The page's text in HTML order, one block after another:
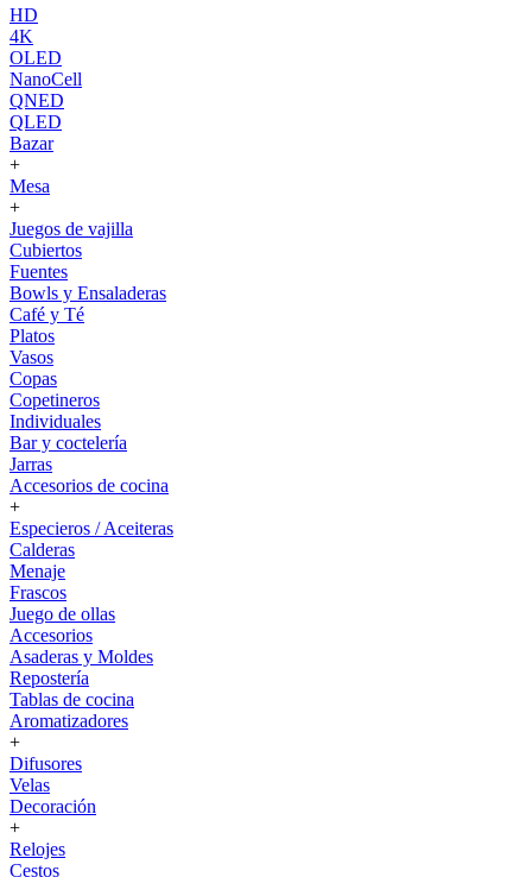
HD
4K
OLED
NanoCell
QNED
QLED
Bazar
+
Mesa
+
Juegos de vajilla
Cubiertos
Fuentes
Bowls y Ensaladeras
Café y Té
Platos
Vasos
Copas
Copetineros
Individuales
Bar y coctelería
Jarras
Accesorios de cocina
+
Especieros / Aceiteras
Calderas
Menaje
Frascos
Juego de ollas
Accesorios
Asaderas y Moldes
Repostería
Tablas de cocina
Aromatizadores
+
Difusores
Velas
Decoración
+
Relojes
Cestos